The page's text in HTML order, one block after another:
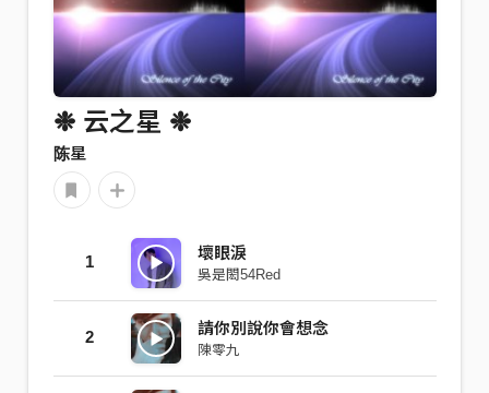
❉ 云之星 ❉
陈星
1 壞眼淚
吳是閎54Red
2 請你別說你會想念
陳零九